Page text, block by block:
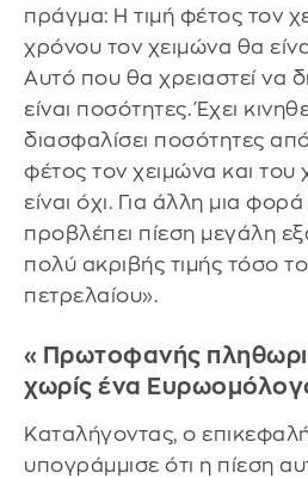
πράγμα: Η τιμή φέτος τον
χρόνου τον χειμώνα θα
Αυτό που θα χρειαστεί να
είναι ποσότητες. Έχει
διασφαλίσει ποσότητες
φέτος τον χειμώνα και
είναι όχι. Για άλλη μια
προβλέπει πίεση μεγάλη
πολύ ακριβής τιμής τόσο
πετρελαίου».
«Πρωτοφανής
χωρίς ένα
Καταλήγοντας, ο
υπογράμμισε ότι η πίεση